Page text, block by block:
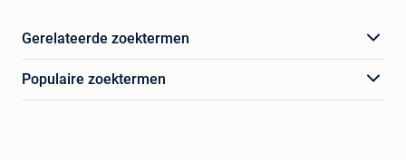
Gerelateerde zoektermen
Populaire zoektermen